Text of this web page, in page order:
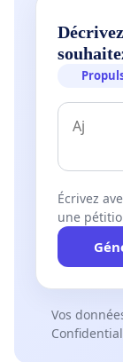
Écrivez
une
Vos